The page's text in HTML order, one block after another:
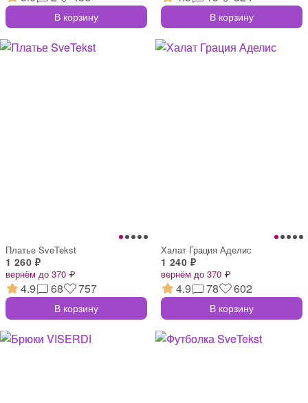
В корзину В корзину
Платье SveTekst
1 260 ₽
вернём до 370 ₽
4.9 68 757
В корзину
Халат Грация Аделис
1 240 ₽
вернём до 370 ₽
4.9 78 602
В корзину